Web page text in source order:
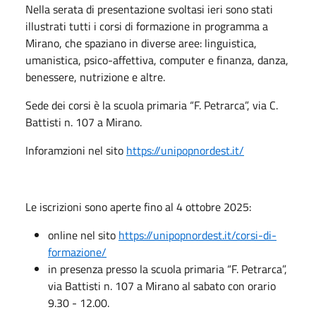
Nella serata di presentazione svoltasi ieri sono stati
illustrati tutti i corsi di formazione in programma a
Mirano, che spaziano in diverse aree: linguistica,
umanistica, psico-affettiva, computer e finanza, danza,
benessere, nutrizione e altre.
Sede dei corsi è la scuola primaria “F. Petrarca”, via C.
Battisti n. 107 a Mirano.
Inforamzioni nel sito https://unipopnordest.it/
Le iscrizioni sono aperte fino al 4 ottobre 2025:
online nel sito https://unipopnordest.it/corsi-di-
formazione/
in presenza presso la scuola primaria “F. Petrarca”,
via Battisti n. 107 a Mirano al sabato con orario
9.30 - 12.00.